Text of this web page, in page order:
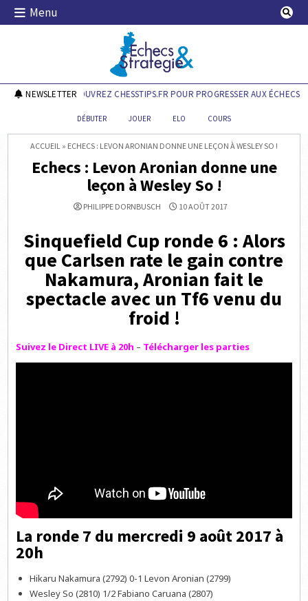
Skip
Menu
Echecs & Stratégie
NEWSLETTERDÉCOUVREZ CHESSTIPS.FR POUR PROGRESSER AUX ÉCHECS !
DÉBUTER JOUER ELO COURS
ACCUEIL » ECHECS : LEVON ARONIAN DONNE UNE LEÇON À WESLEY SO !
Echecs : Levon Aronian donne une
leçon à Wesley So !
PHILIPPE DORNBUSCH 10 AOÛT 2017
Sinquefield Cup ronde 6 : Alors
que Carlsen rate le gain contre
Nakamura, Aronian fait le
spectacle avec un Tf6 venu du
froid !
Suivez le Direct LIVE à 20h – Télécharger les parties
La ronde 7 du mercredi 9 août 2017 à
20h
Hikaru Nakamura (2792) 0-1 Levon Aronian (2799)
Wesley So (2810) 1/2 Fabiano Caruana (2807)